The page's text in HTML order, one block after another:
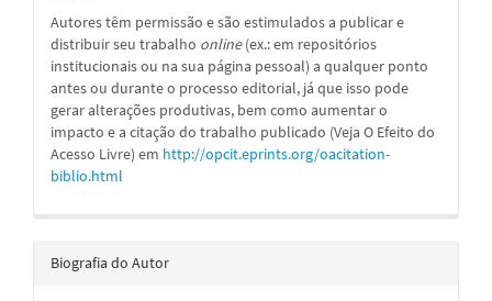
Autores têm permissão e são estimulados a publicar e
distribuir seu trabalho online(ex.: em repositórios
institucionais ou na sua página pessoal) a qualquer ponto
antes ou durante o processo editorial, já que isso pode
gerar alterações produtivas, bem como aumentar o
impacto e a citação do trabalho publicado (Veja O Efeito do
Acesso Livre) em http://opcit.eprints.org/oacitation-
biblio.html
Biografia do Autor